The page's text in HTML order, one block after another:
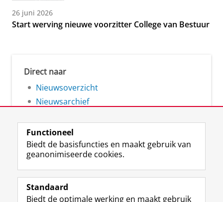
26 juni 2026
Start werving nieuwe voorzitter College van Bestuur
Direct naar
Nieuwsoverzicht
Nieuwsarchief
Volg de RUG
F
a
L
i
R
S
I
n
Y
o
Functioneel
Biedt de basisfuncties en maakt gebruik van
geanonimiseerde cookies.
Standaard
Biedt de optimale werking en maakt gebruik